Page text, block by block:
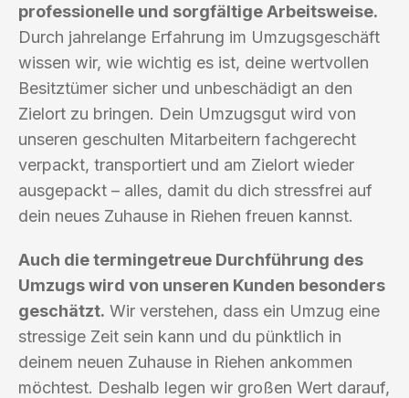
professionelle und sorgfältige Arbeitsweise.
Durch jahrelange Erfahrung im Umzugsgeschäft
wissen wir, wie wichtig es ist, deine wertvollen
Besitztümer sicher und unbeschädigt an den
Zielort zu bringen. Dein Umzugsgut wird von
unseren geschulten Mitarbeitern fachgerecht
verpackt, transportiert und am Zielort wieder
ausgepackt – alles, damit du dich stressfrei auf
dein neues Zuhause in Riehen freuen kannst.
Auch die termingetreue Durchführung des
Umzugs wird von unseren Kunden besonders
geschätzt. Wir verstehen, dass ein Umzug eine
stressige Zeit sein kann und du pünktlich in
deinem neuen Zuhause in Riehen ankommen
möchtest. Deshalb legen wir großen Wert darauf,